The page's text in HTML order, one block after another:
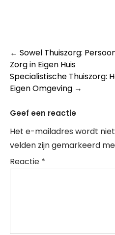
Post
navigation
← Sowel Thuiszorg:
Zorg in Eigen Huis
Specialistische Thuiszorg:
Eigen Omgeving →
Geef een reactie
Het e-mailadres wordt
velden zijn gemarkeerd
Reactie *